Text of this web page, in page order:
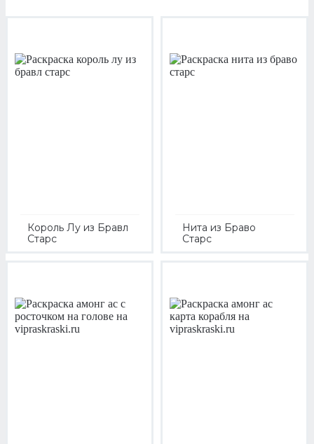
Король Лу из Бравл
Старс
Нита из Браво
Старс